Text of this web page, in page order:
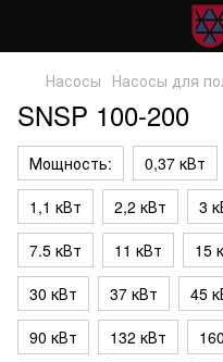
Насосы Насосы для
SNSP 100-200
Мощность: 0,37 кВт
1,1 кВт
2,2 кВт 3
7.5 кВт
11 кВт 15
30 кВт
37 кВт 45
90 кВт
132 кВт